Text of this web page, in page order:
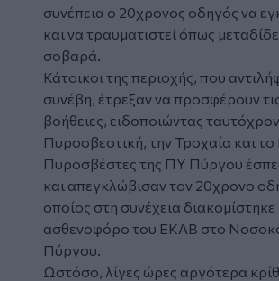
συνέπεια ο 20χρονος οδηγός να
και να τραυματιστεί όπως
σοβαρά.
Κάτοικοι της περιοχής, που
συνέβη, έτρεξαν να προσφέρουν
βοήθειες, ειδοποιώντας
Πυροσβεστική, την Τροχαία και
Πυροσβέστες της ΠΥ Πύργου
και απεγκλώβισαν τον 20χρονο
οποίος στη συνέχεια διακομίστηκε
ασθενοφόρο του ΕΚΑΒ στο
Πύργου.
Ωστόσο, λίγες ώρες αργότερα